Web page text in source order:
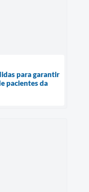
para garantir
pacientes da